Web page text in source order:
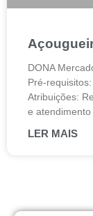
DONA
Pré-
Atribuições:
e
LER MAIS